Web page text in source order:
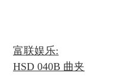
富联娱乐:
HSD 040B 曲夹